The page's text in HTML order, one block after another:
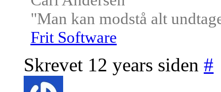
"Man kan modstå alt
Frit Software
Skrevet 12 years siden #